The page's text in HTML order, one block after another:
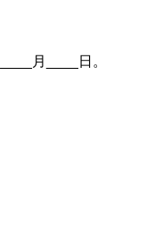
月____日。